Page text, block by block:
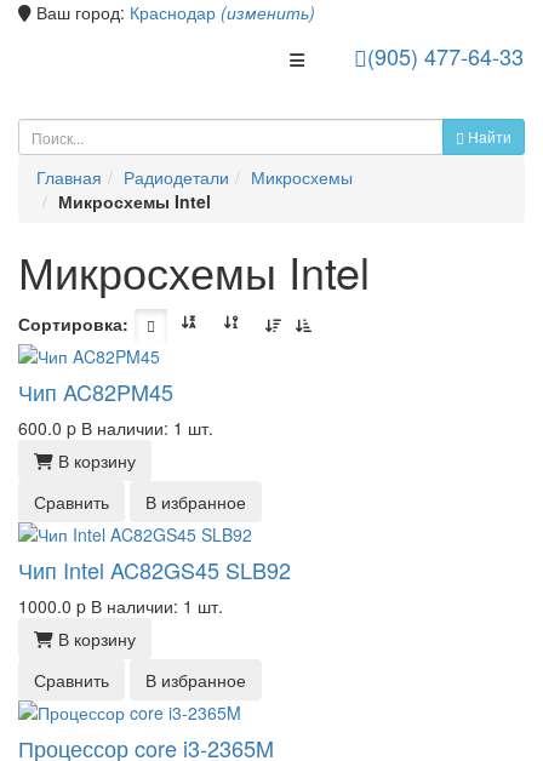
Ваш город: Краснодар (изменить)
(905) 477-64-33
Toggle Navigation
Найти
Главная Радиодетали
Микросхемы
Микросхемы Intel
Микросхемы Intel
Сортировка:
Чип AC82PM45
600.0 p В наличии: 1 шт.
В корзину
Сравнить
В избранное
Чип Intel AC82GS45 SLB92
1000.0 p В наличии: 1 шт.
В корзину
Сравнить
В избранное
Процессор core i3-2365M